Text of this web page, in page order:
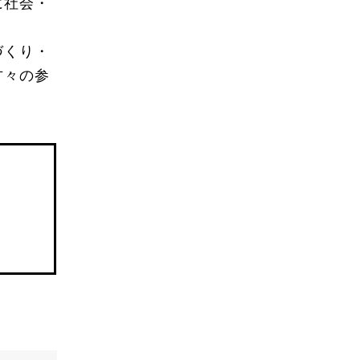
り・
の参